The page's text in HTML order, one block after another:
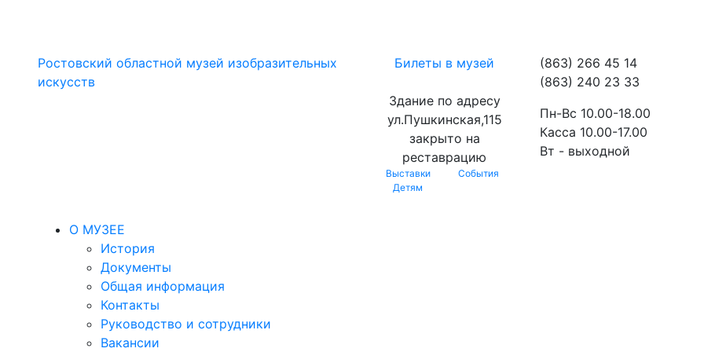
Ростовский областной музей изобразительных
искусств
Билеты в музей
Здание по адресу
ул.Пушкинская,115
закрыто на
реставрацию
Выставки
События
Детям
(863) 266 45 14
(863) 240 23 33
Пн-Вс 10.00-18.00
Касса 10.00-17.00
Вт - выходной
О МУЗЕЕ
История
Документы
Общая информация
Контакты
Руководство и сотрудники
Вакансии